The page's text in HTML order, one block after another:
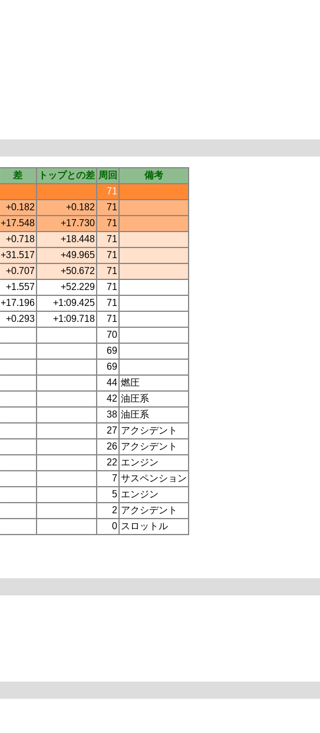
差 トップとの差 周回
備考
71
+0.182 +0.182
71
+17.548 +17.730
71
+0.718 +18.448
71
+31.517 +49.965
71
+0.707 +50.672
71
+1.557 +52.229
71
+17.196 +1:09.425
71
+0.293 +1:09.718
71
70
69
69
44 燃圧
42 油圧系
38 油圧系
27 アクシデント
26 アクシデント
22 エンジン
7 サスペンション
5 エンジン
2 アクシデント
0 スロットル